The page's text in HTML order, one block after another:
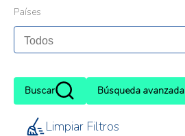
Países
Buscar Búsqueda avanzada
Limpiar Filtros